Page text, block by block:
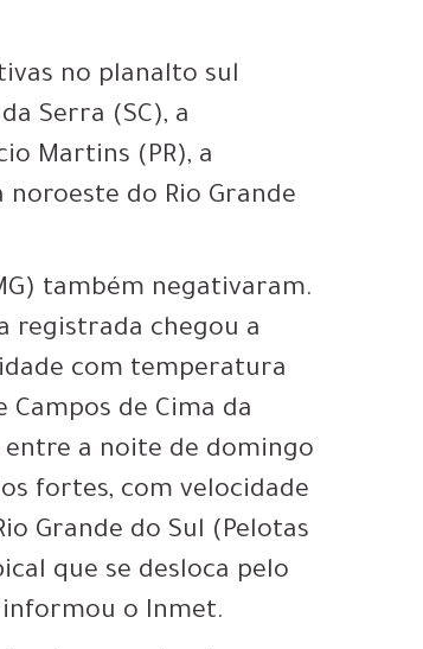
no planalto sul
Serra (SC), a
Martins (PR), a
noroeste do Rio Grande
também negativaram.
registrada chegou a
com temperatura
Campos de Cima da
entre a noite de domingo
fortes, com velocidade
Grande do Sul (Pelotas
que se desloca pelo
informou o Inmet.